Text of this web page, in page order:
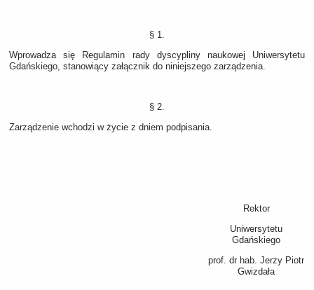
§ 1.
Wprowadza się Regulamin rady dyscypliny naukowej Uniwersytetu
Gdańskiego, stanowiący załącznik do niniejszego zarządzenia.
§ 2.
Zarządzenie wchodzi w życie z dniem podpisania.
Rektor
Uniwersytetu
Gdańskiego
prof. dr hab. Jerzy Piotr
Gwizdała